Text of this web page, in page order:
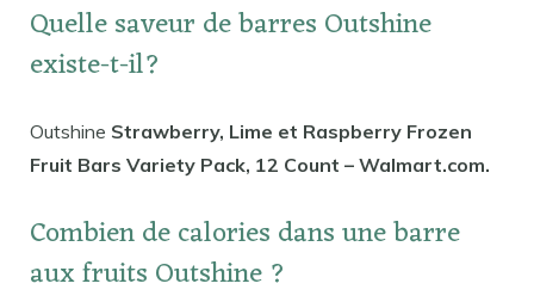
Quelle saveur de barres Outshine
existe-t-il?
Outshine Strawberry, Lime et Raspberry Frozen
Fruit Bars Variety Pack, 12 Count – Walmart.com.
Combien de calories dans une barre
aux fruits Outshine ?